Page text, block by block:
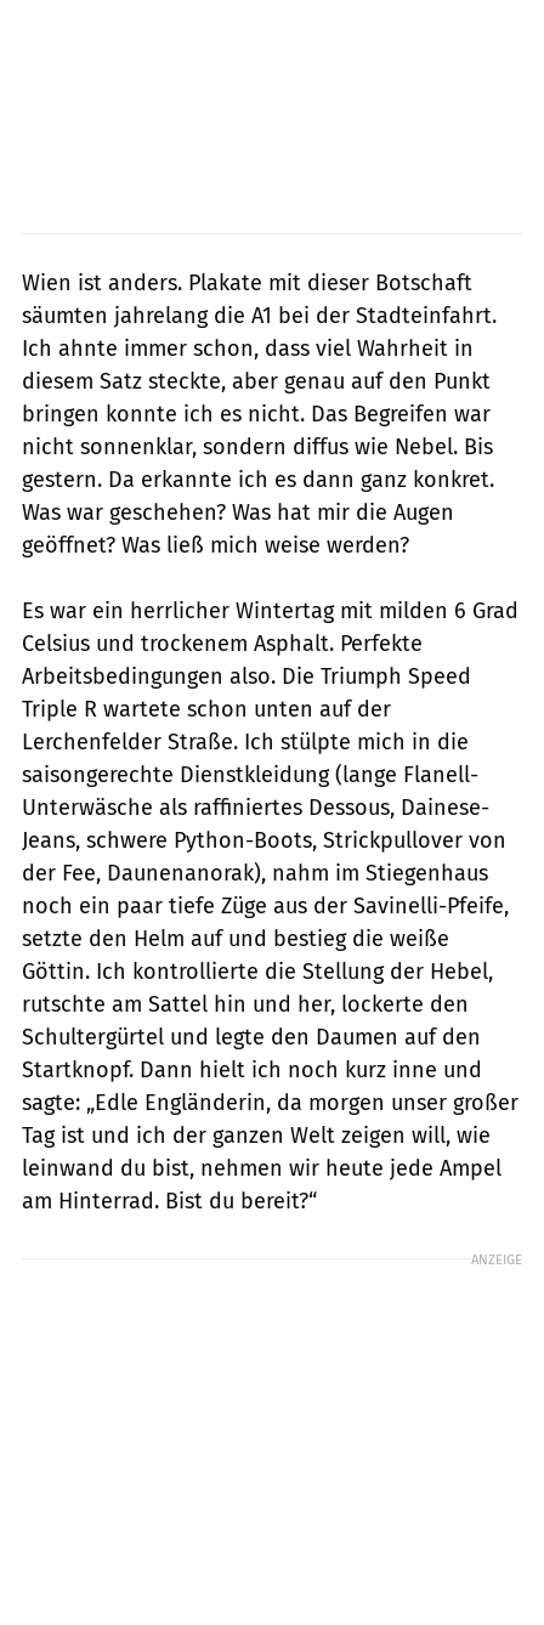
Wien ist anders. Plakate mit dieser Botschaft
säumten jahrelang die A1 bei der Stadteinfahrt.
Ich ahnte immer schon, dass viel Wahrheit in
diesem Satz steckte, aber genau auf den Punkt
bringen konnte ich es nicht. Das Begreifen war
nicht sonnenklar, sondern diffus wie Nebel. Bis
gestern. Da erkannte ich es dann ganz konkret.
Was war geschehen? Was hat mir die Augen
geöffnet? Was ließ mich weise werden?
Es war ein herrlicher Wintertag mit milden 6 Grad
Celsius und trockenem Asphalt. Perfekte
Arbeitsbedingungen also. Die Triumph Speed
Triple R wartete schon unten auf der
Lerchenfelder Straße. Ich stülpte mich in die
saisongerechte Dienstkleidung (lange Flanell-
Unterwäsche als raffiniertes Dessous, Dainese-
Jeans, schwere Python-Boots, Strickpullover von
der Fee, Daunenanorak), nahm im Stiegenhaus
noch ein paar tiefe Züge aus der Savinelli-Pfeife,
setzte den Helm auf und bestieg die weiße
Göttin. Ich kontrollierte die Stellung der Hebel,
rutschte am Sattel hin und her, lockerte den
Schultergürtel und legte den Daumen auf den
Startknopf. Dann hielt ich noch kurz inne und
sagte: „Edle Engländerin, da morgen unser großer
Tag ist und ich der ganzen Welt zeigen will, wie
leinwand du bist, nehmen wir heute jede Ampel
am Hinterrad. Bist du bereit?“
ANZEIGE